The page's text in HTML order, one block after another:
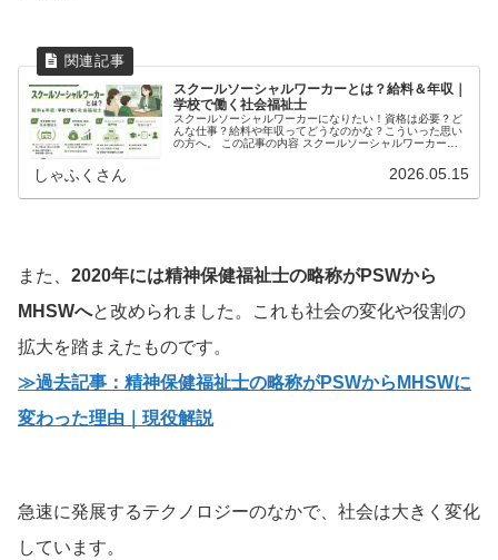
スクールソーシャルワーカーとは？給料＆年収｜
学校で働く社会福祉士
スクールソーシャルワーカーになりたい！資格は必要？ど
んな仕事？給料や年収ってどうなのかな？こういった思い
の方へ。 この記事の内容 スクールソーシャルワーカー
しゃふくさん 2026.05.15
また、 2020年には精神保健福祉士の略称がPSWから
MHSWへと改められました。これも社会の変化や役割の
拡大を踏まえたものです。
≫過去記事：精神保健福祉士の略称がPSWからMHSWに
変わった理由｜現役解説
急速に発展するテクノロジーのなかで、社会は大きく変化
しています。